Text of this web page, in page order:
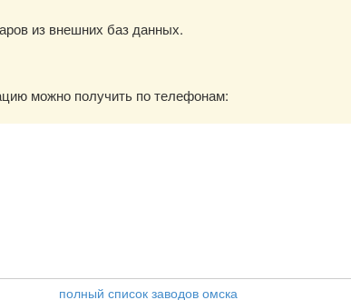
из внешних баз данных.
можно получить по телефонам:
полный список заводов омска